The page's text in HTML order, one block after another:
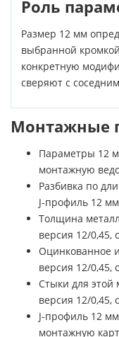
Роль
Размер 12 мм
выбранной
конкретную
сверяют с
Монтажные
Параметры 12
монтажную
Разбивка по
J-профиль 12
Толщина
версия 12/0,45,
Оцинкованное
версия 12/0,45,
Стыки для
версия 12/0,45,
J-профиль 12
монтажную